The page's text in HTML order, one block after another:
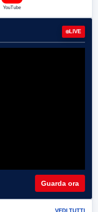
YouTube
LIVE
Guarda ora
VEDI TUTTI